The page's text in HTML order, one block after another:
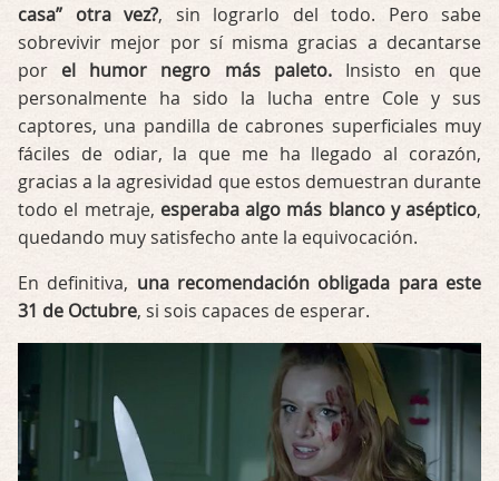
casa” otra vez?, sin lograrlo del todo. Pero sabe
sobrevivir mejor por sí misma gracias a decantarse
por el humor negro más paleto.Insisto en que
personalmente ha sido la lucha entre Cole y sus
captores, una pandilla de cabrones superficiales muy
fáciles de odiar, la que me ha llegado al corazón,
gracias a la agresividad que estos demuestran durante
todo el metraje, esperaba algo más blanco y aséptico,
quedando muy satisfecho ante la equivocación.
En definitiva, una recomendación obligada para este
31 de Octubre, si sois capaces de esperar.